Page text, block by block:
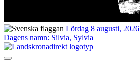
Lördag 8 augusti, 2026
Dagens namn: Silvia, Sylvia